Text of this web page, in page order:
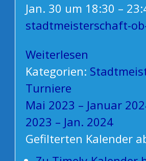
Jan. 30 um 18:30 –
stadtmeisterschaft-
Weiterlesen
Kategorien:
Turniere
Mai 2023 – Januar
2023 – Jan. 2024
Gefilterten Kalender